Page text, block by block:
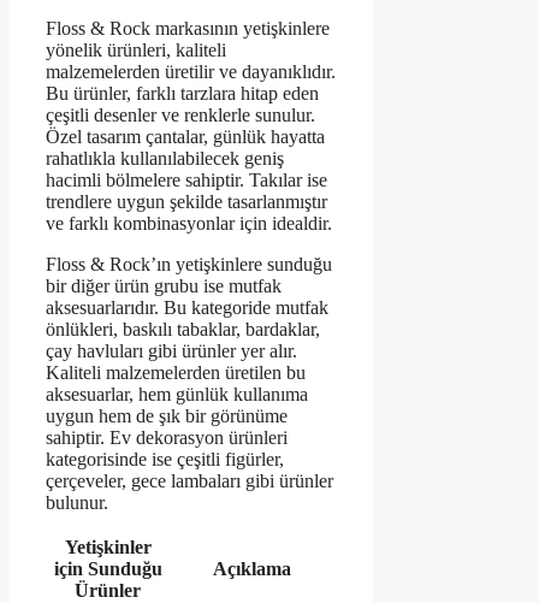
Floss & Rock markasının yetişkinlere
yönelik ürünleri, kaliteli
malzemelerden üretilir ve dayanıklıdır.
Bu ürünler, farklı tarzlara hitap eden
çeşitli desenler ve renklerle sunulur.
Özel tasarım çantalar, günlük hayatta
rahatlıkla kullanılabilecek geniş
hacimli bölmelere sahiptir. Takılar ise
trendlere uygun şekilde tasarlanmıştır
ve farklı kombinasyonlar için idealdir.
Floss & Rock’ın yetişkinlere sunduğu
bir diğer ürün grubu ise mutfak
aksesuarlarıdır. Bu kategoride mutfak
önlükleri, baskılı tabaklar, bardaklar,
çay havluları gibi ürünler yer alır.
Kaliteli malzemelerden üretilen bu
aksesuarlar, hem günlük kullanıma
uygun hem de şık bir görünüme
sahiptir. Ev dekorasyon ürünleri
kategorisinde ise çeşitli figürler,
çerçeveler, gece lambaları gibi ürünler
bulunur.
Yetişkinler
için Sunduğu
Ürünler
Açıklama